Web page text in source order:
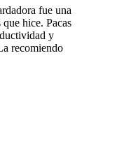
fue una
hice. Pacas
y
recomiendo